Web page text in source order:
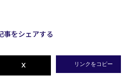
事をシェアする
X リンクをコピー